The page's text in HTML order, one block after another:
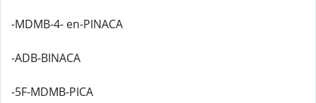
-MDMB-4- en-PINACA
-ADB-BINACA
-5F-MDMB-PICA